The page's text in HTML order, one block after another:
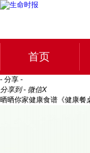
首页
- 分享 -
分享到 - 微信X
晒晒你家健康食谱《健康餐